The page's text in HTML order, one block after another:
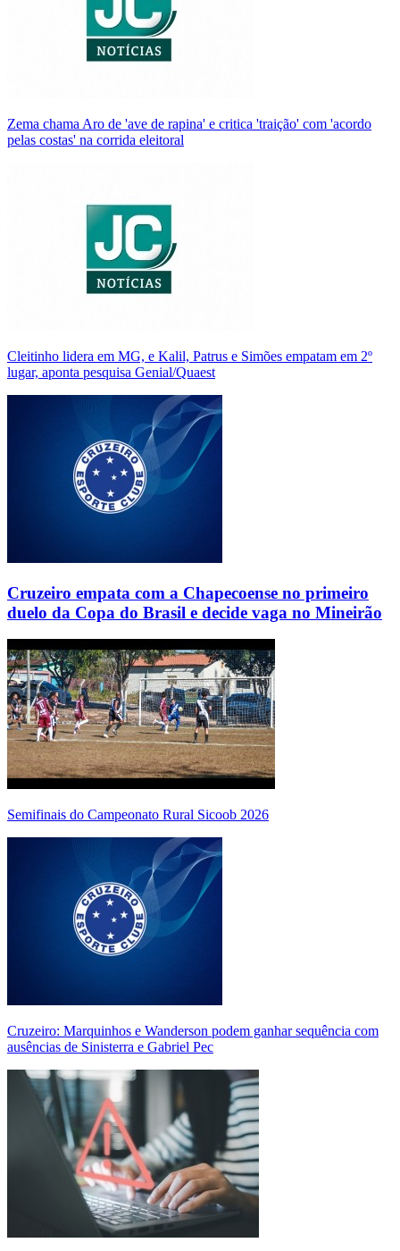
Zema chama Aro de 'ave de rapina' e critica 'traição' com 'acordo
pelas costas' na corrida eleitoral
Cleitinho lidera em MG, e Kalil, Patrus e Simões empatam em 2º
lugar, aponta pesquisa Genial/Quaest
Cruzeiro empata com a Chapecoense no primeiro
duelo da Copa do Brasil e decide vaga no Mineirão
Semifinais do Campeonato Rural Sicoob 2026
Cruzeiro: Marquinhos e Wanderson podem ganhar sequência com
ausências de Sinisterra e Gabriel Pec